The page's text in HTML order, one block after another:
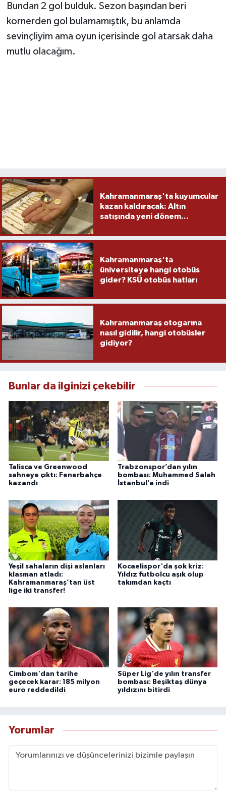
Bundan 2 gol bulduk. Sezon başından beri
kornerden gol bulamamıştık, bu anlamda
sevinçliyim ama oyun içerisinde gol atarsak daha
mutlu olacağım.
Kahramanmaraş'ta kuyumcular
kazan kaldıracak: Altın
satışında yeni dönem...
Kahramanmaraş'ta
üniversiteye hangi otobüs
gider? KSÜ otobüs hatları
Kahramanmaraş otogarına
nasıl gidilir, hangi otobüsler
gidiyor?
Bunlar da ilginizi çekebilir
Talisca ve Greenwood
sahneye çıktı: Fenerbahçe
kazandı
Trabzonspor’dan yılın
bombası: Muhammed Salah
İstanbul’a indi
Yeşil sahaların dişi aslanları
klasman atladı:
Kahramanmaraş’tan üst
lige iki transfer!
Kocaelispor'da şok kriz:
Yıldız futbolcu aşık olup
takımdan kaçtı
Cimbom'dan tarihe
geçecek karar: 185 milyon
euro reddedildi
Süper Lig'de yılın transfer
bombası: Beşiktaş dünya
yıldızını bitirdi
Yorumlar